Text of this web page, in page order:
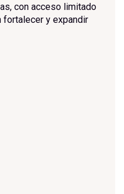
con acceso limitado
fortalecer y expandir